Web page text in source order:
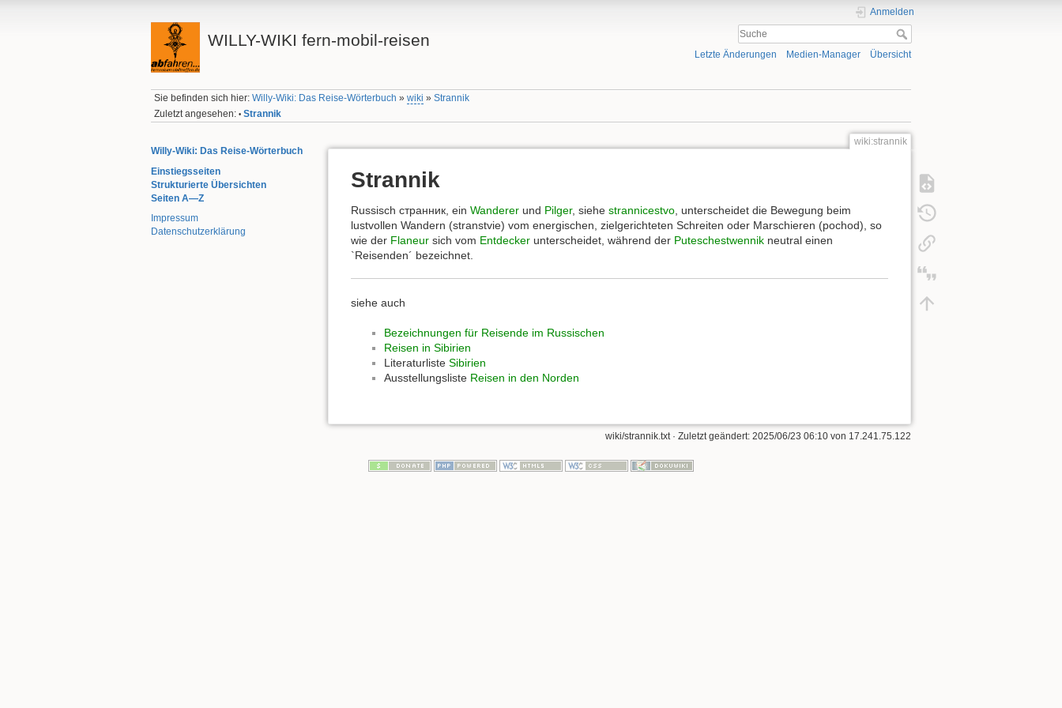
WILLY-WIKI fern-mobil-reisen
Anmelden
Letzte Änderungen Medien-Manager Übersicht
Sie befinden sich hier:Willy-Wiki: Das Reise-Wörterbuch »wiki »Strannik
Zuletzt angesehen: • Strannik
Willy-Wiki: Das Reise-Wörterbuch
Einstiegsseiten
Strukturierte Übersichten
Seiten A—Z
Impressum
Datenschutzerklärung
wiki:strannik
Strannik
Russisch странник, ein Wanderer und Pilger, siehe strannicestvo , unterscheidet die Bewegung beim
lustvollen Wandern (stranstvie) vom energischen, zielgerichteten Schreiten oder Marschieren (pochod), so
wie der Flaneur sich vom Entdecker unterscheidet, während der Puteschestwennik neutral einen
`Reisenden´ bezeichnet.
siehe auch
Bezeichnungen für Reisende im Russischen
Reisen in Sibirien
Literaturliste Sibirien
Ausstellungsliste Reisen in den Norden
wiki/strannik.txt· Zuletzt geändert: 2025/06/23 06:10 von 17.241.75.122